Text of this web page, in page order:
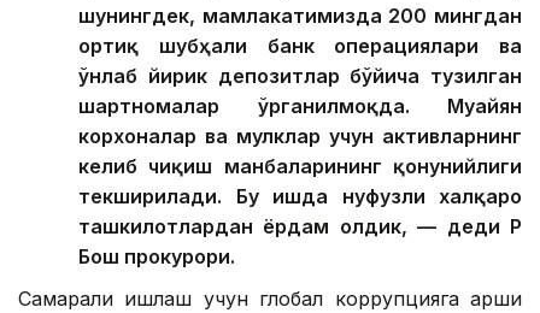
шунингдек, мамлакатимизда 200 мингдан
ортиқ шубҳали банк операциялари ва
ўнлаб йирик депозитлар бўйича тузилган
шартномалар ўрганилмоқда. Муайян
корхоналар ва мулклар учун активларнинг
келиб чиқиш манбаларининг қонунийлиги
текширилади. Бу ишда нуфузли халқаро
ташкилотлардан ёрдам олдик, — деди ҚР
Бош прокурори.
Самарали ишлаш учун глобал коррупцияга қарши